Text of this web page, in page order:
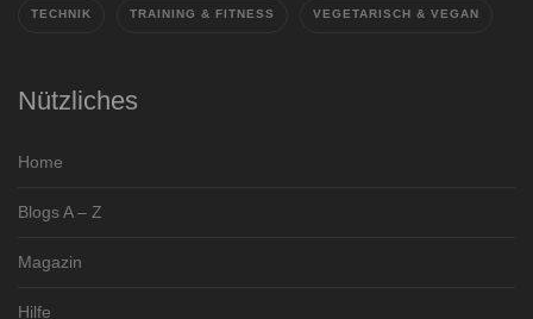
TECHNIK TRAINING & FITNESS VEGETARISCH & VEGAN
Nützliches
Home
Blogs A – Z
Magazin
Hilfe